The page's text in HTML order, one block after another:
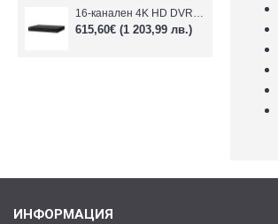
16-канален 4K HD DVR Dahua XVR5116H-4KL-I3/T + 16 IP камери
615,60€ (1 203,99 лв.)
ИНФОРМАЦИЯ